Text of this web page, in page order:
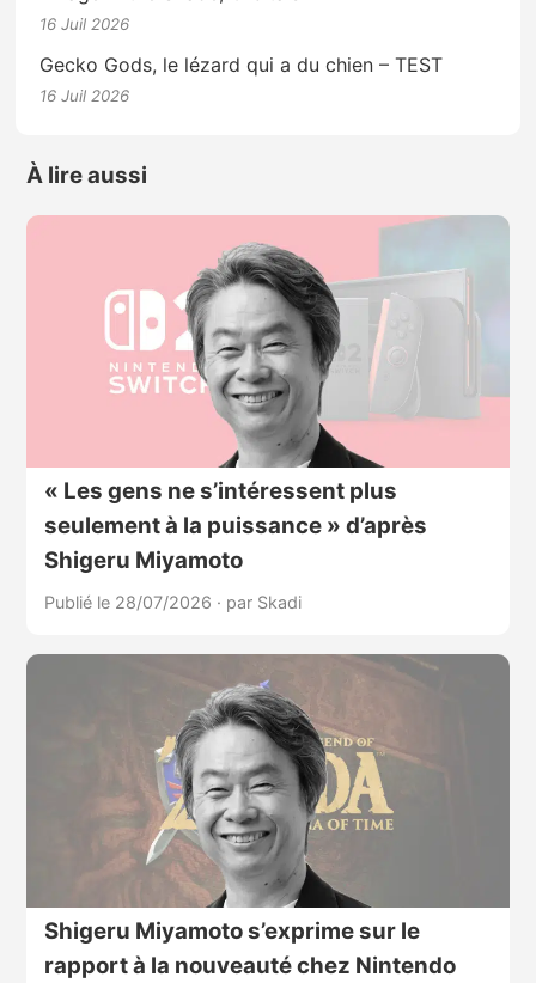
16 Juil 2026
Gecko Gods, le lézard qui a du chien – TEST
16 Juil 2026
À lire aussi
« Les gens ne s’intéressent plus
seulement à la puissance » d’après
Shigeru Miyamoto
Publié le 28/07/2026 · par Skadi
Shigeru Miyamoto s’exprime sur le
rapport à la nouveauté chez Nintendo